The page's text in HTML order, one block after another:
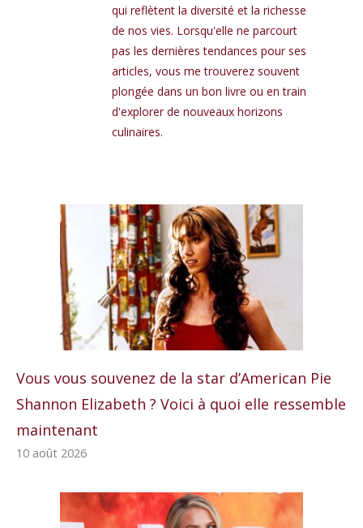
qui reflètent la diversité et la richesse
de nos vies. Lorsqu'elle ne parcourt
pas les dernières tendances pour ses
articles, vous me trouverez souvent
plongée dans un bon livre ou en train
d'explorer de nouveaux horizons
culinaires.
Vous vous souvenez de la star d’American Pie
Shannon Elizabeth ? Voici à quoi elle ressemble
maintenant
10 août 2026